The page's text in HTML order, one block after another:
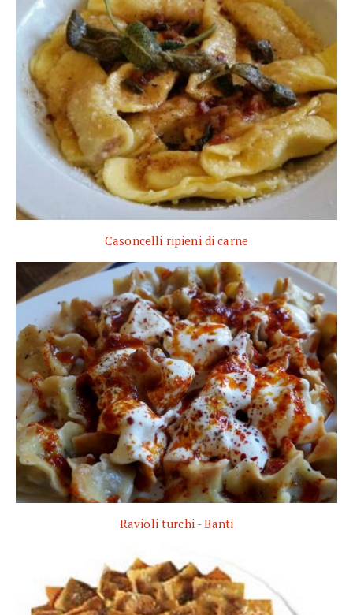
Casoncelli ripieni di carne
Ravioli turchi - Banti